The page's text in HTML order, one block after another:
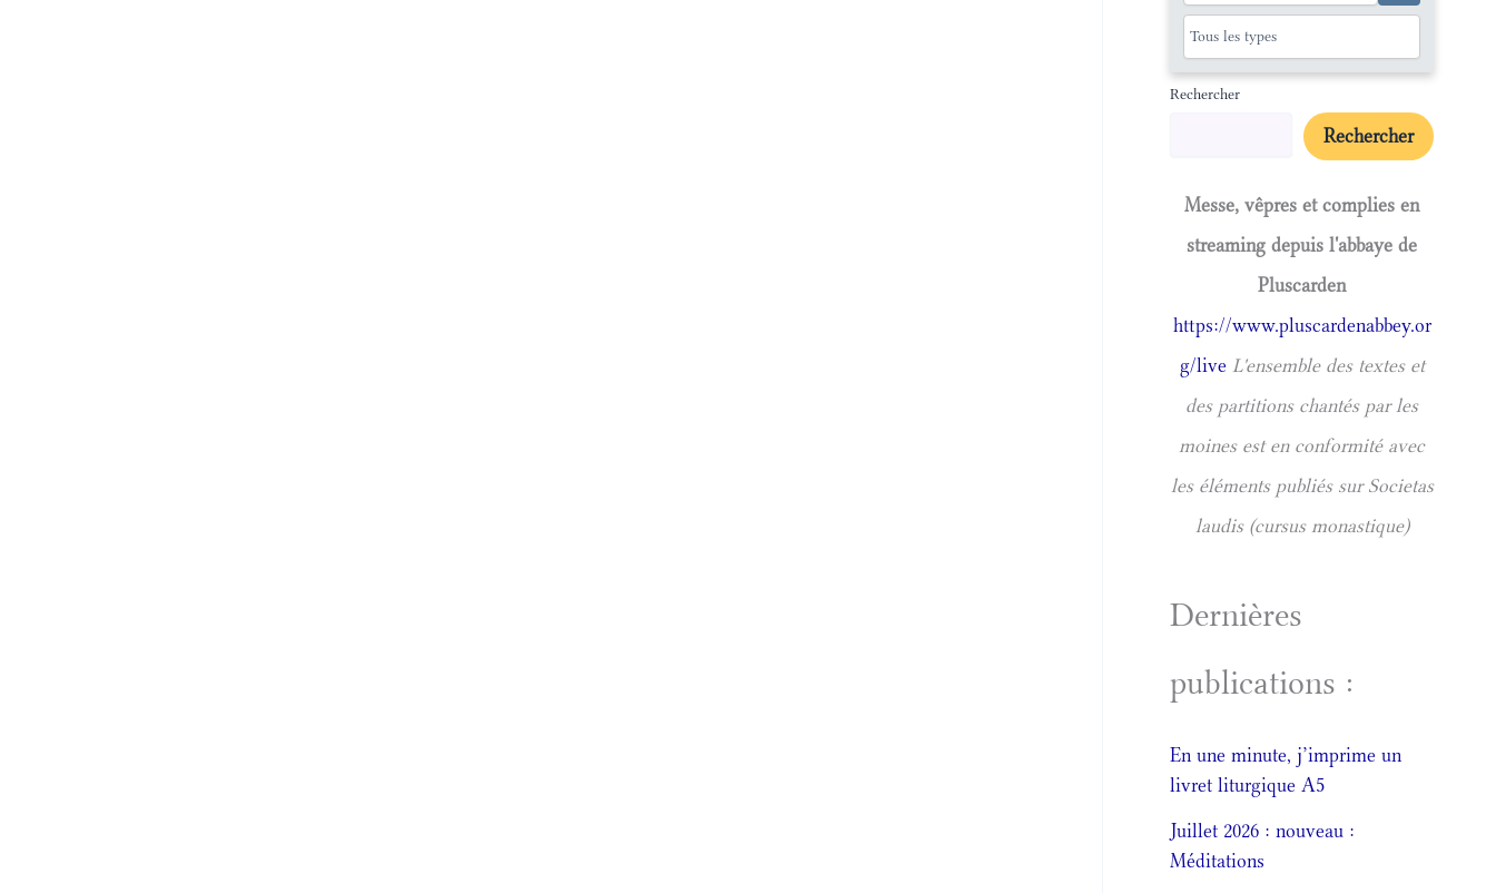
Rechercher
Rechercher
Messe, vêpres et complies en
streaming depuis l'abbaye de
Pluscarden
https://www.pluscardenabbey.or
g/live L'ensemble des textes et
des partitions chantés par les
moines est en conformité avec
les éléments publiés sur Societas
laudis (cursus monastique)
Dernières
publications :
En une minute, j’imprime un
livret liturgique A5
Juillet 2026 : nouveau :
Méditations